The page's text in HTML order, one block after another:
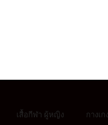
เสื้อกีฬา ผู้หญิง กางเ